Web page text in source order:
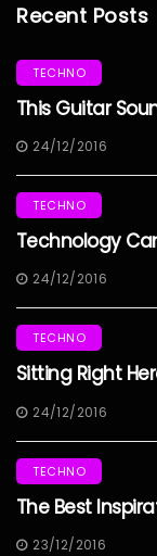
Recent Posts
TECHNO
This Guitar
24/12/2016
TECHNO
Technology
24/12/2016
TECHNO
Sitting Right
24/12/2016
TECHNO
The Best
23/12/2016